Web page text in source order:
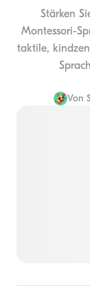
Stärken
Montessori-
taktile,
Von